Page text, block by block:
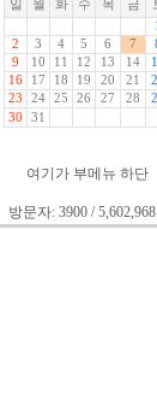
여기가 부메뉴 하단
방문자: 3900 / 5,602,968